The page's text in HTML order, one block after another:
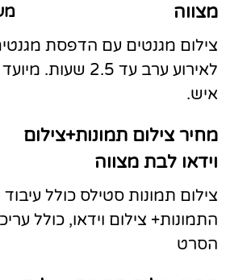
מצווה
צילום מגנטים עם הדפסת
איש.
מחיר צילום תמונות+צילום
וידאו לבת מצווה
צילום תמונות סטילס כולל
התמונות+ צילום וידאו, כולל
הסרט